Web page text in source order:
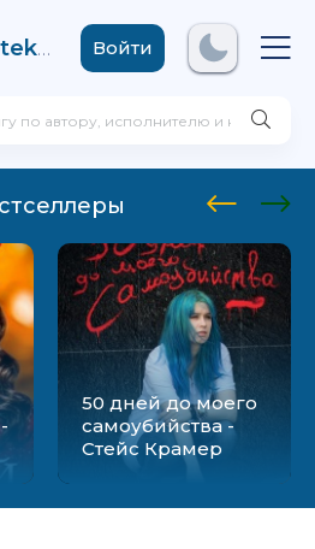
Online-biblioteka .comВойти
50 дней до моего
самоубийства -
Стейс Крамер